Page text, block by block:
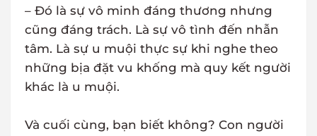
– Đó là sự vô minh đáng thương nhưng
cũng đáng trách. Là sự vô tình đến nhẫn
tâm. Là sự u muội thực sự khi nghe theo
những bịa đặt vu khống mà quy kết người
khác là u muội.
Và cuối cùng, bạn biết không? Con người